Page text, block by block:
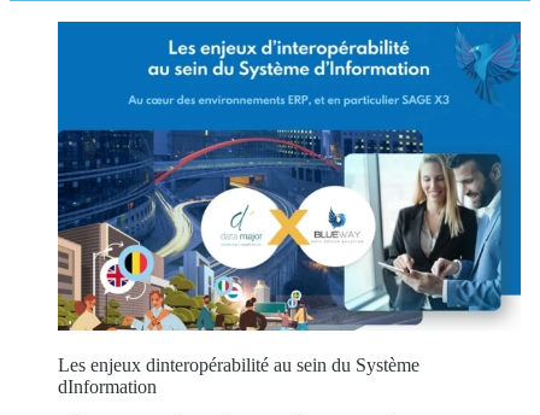
Les enjeux dinteropérabilité au sein du Système
dInformation